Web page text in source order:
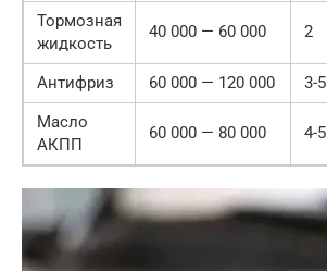
Тормозная
жидкость
40 000 — 60 000 2
Антифриз 60 000 — 120 000 3-5
Масло
АКПП
60 000 — 80 000 4-5